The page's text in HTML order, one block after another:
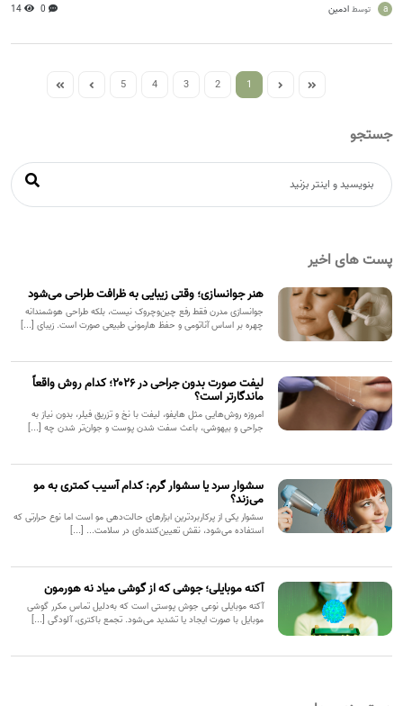
a توسط ادمین 0
14
1
2
3
4
5
جستجو
پست های اخیر
هنر جوانسازی؛ وقتی زیبایی به ظرافت طراحی می‌شود
جوانسازی مدرن فقط رفع چین‌وچروک نیست، بلکه طراحی هوشمندانه
چهره بر اساس آناتومی و حفظ هارمونی طبیعی صورت است. زیبای [...]
لیفت صورت بدون جراحی در ۲۰۲۶؛ کدام روش واقعاً
ماندگارتر است؟
امروزه روش‌هایی مثل هایفو، لیفت با نخ و تزریق فیلر، بدون نیاز به
جراحی و بیهوشی، باعث سفت شدن پوست و جوان‌تر شدن چه [...]
سشوار سرد یا سشوار گرم: کدام آسیب کمتری به مو
می‌زند؟
سشوار یکی از پرکاربردترین ابزارهای حالت‌دهی مو است اما نوع حرارتی که
استفاده می‌شود، نقش تعیین‌کننده‌ای در سلامت... [...]
آکنه موبایلی؛ جوشی که از گوشی میاد نه هورمون
آکنه موبایلی نوعی جوش پوستی است که به‌دلیل تماس مکرر گوشی
موبایل با صورت ایجاد یا تشدید می‌شود. تجمع باکتری، آلودگی [...]